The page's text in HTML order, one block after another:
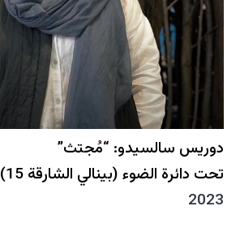
دوريس سالسيدو: “مُجتث”
تحت دائرة الضوء (بينالي الشارقة 15)
2023